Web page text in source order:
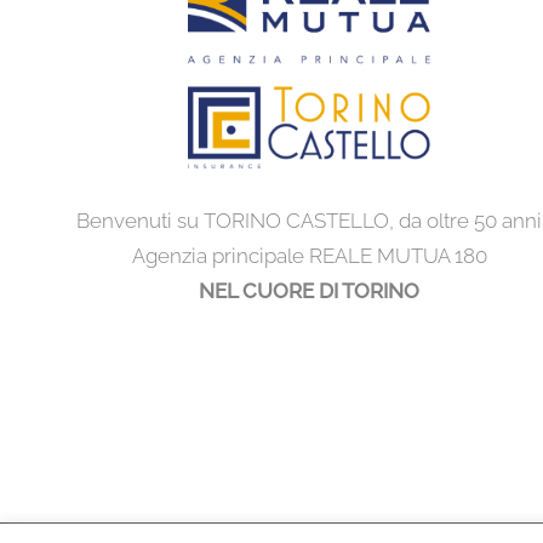
Benvenuti su TORINO CASTELLO, da oltre 50 anni
Agenzia principale REALE MUTUA 180
NEL CUORE DI TORINO